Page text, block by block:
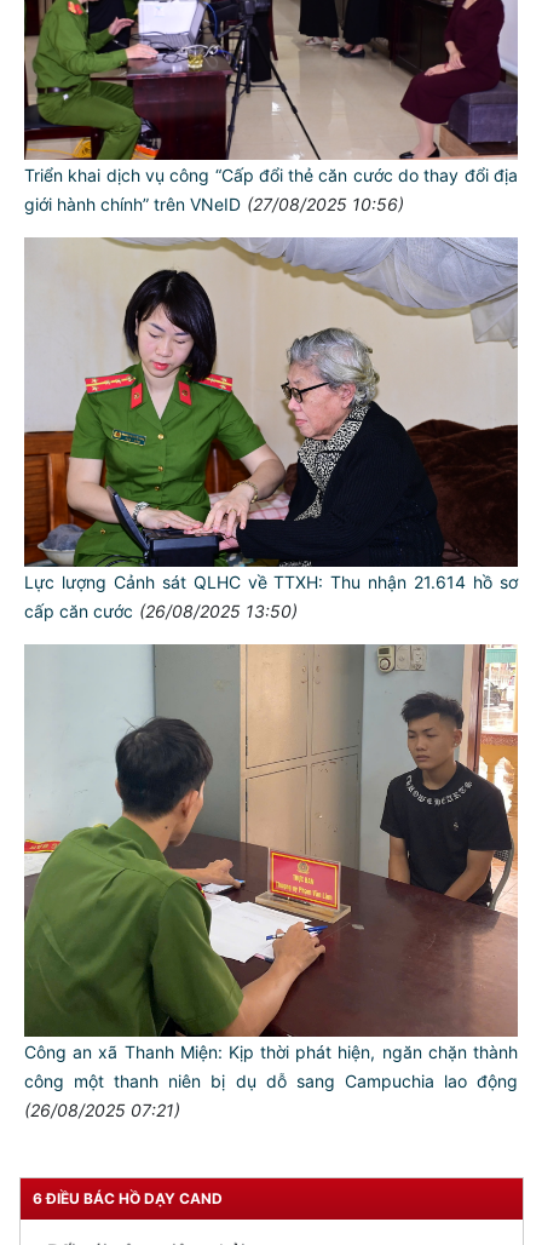
Triển khai dịch vụ công “Cấp đổi thẻ căn cước do thay đổi địa
giới hành chính” trên VNeID (27/08/2025 10:56)
Lực lượng Cảnh sát QLHC về TTXH: Thu nhận 21.614 hồ sơ
cấp căn cước (26/08/2025 13:50)
Công an xã Thanh Miện: Kịp thời phát hiện, ngăn chặn thành
công một thanh niên bị dụ dỗ sang Campuchia lao động
(26/08/2025 07:21)
6 ĐIỀU BÁC HỒ DẠY CAND
TƯ CÁCH
NGƯỜI CÔNG AN CÁCH MỆNH LÀ:
Đối với tự mình, phải
CẦN, KIỆM, LIÊM, CHÍNH
Đối với đồng sự, phải
THÂN ÁI GIÚP ĐỠ
Đối với chính phủ, phải
TUYỆT ĐỐI TRUNG THÀNH
Đối với nhân dân, phải
KÍNH TRỌNG LỄ PHÉP
TẬN TỤY
Đối với địch, phải